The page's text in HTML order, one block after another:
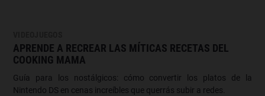
APRENDE A RECREAR LAS MÍTICAS RECETAS DEL
COOKING MAMA
Guía para los nostálgicos: cómo convertir los platos de la
Nintendo DS en cenas increíbles que querrás subir a redes.